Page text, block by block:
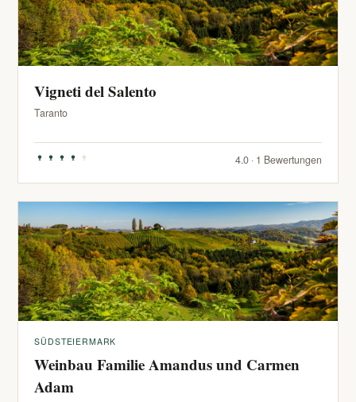
Vigneti del Salento
Taranto
4.0 · 1 Bewertungen
SÜDSTEIERMARK
Weinbau Familie Amandus und Carmen
Adam